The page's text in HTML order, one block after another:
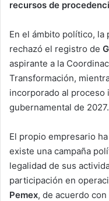
recursos de
En el ámbito político,
rechazó el registro de
aspirante a la
Transformación,
incorporado al proceso
gubernamental de 2027.
El propio empresario
existe una campaña
legalidad de sus
participación en
Pemex, de acuerdo